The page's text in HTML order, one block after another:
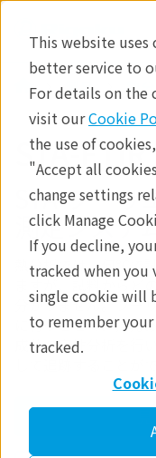
This website
better service to
For details on the
visit ourCookie
the use of
"Accept all
change settings
click Manage
If you decline,
tracked when
single cookie will
to remember
tracked.
製品 熱
STA-FTIR
STA-フー
測定システ
熱分析では、何℃で
ますが、試料から
分かりません。フ
に行うことで、揮
成分の定性分析を